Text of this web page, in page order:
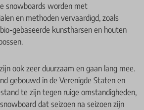
snowboards worden met
en methoden vervaardigd, zoals
gebaseerde kunstharsen en houten
ook zeer duurzaam en gaan lang mee.
gebouwd in de Verenigde Staten en
te zijn tegen ruige omstandigheden,
dat seizoen na seizoen zijn